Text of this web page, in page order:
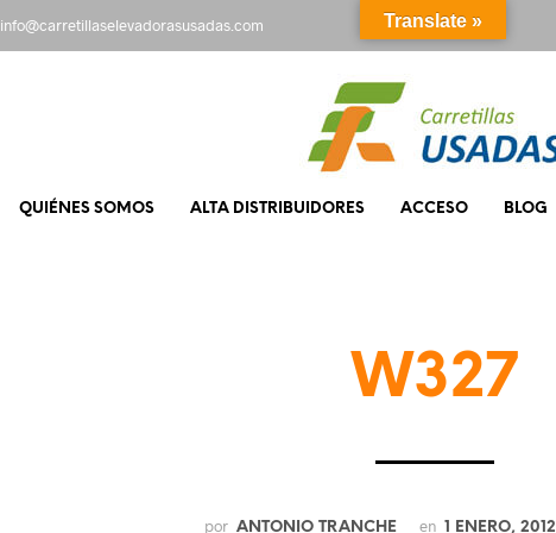
info@carretillaselevadorasusadas.com
QUIÉNES SOMOS ALTA DISTRIBUIDORES ACCESO BLOG
W327
por ANTONIO TRANCHE en 1 ENERO, 2012
Translate »